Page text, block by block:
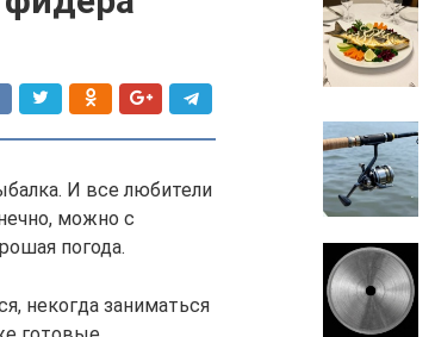
И все любители
можно с
погода.
некогда заниматься